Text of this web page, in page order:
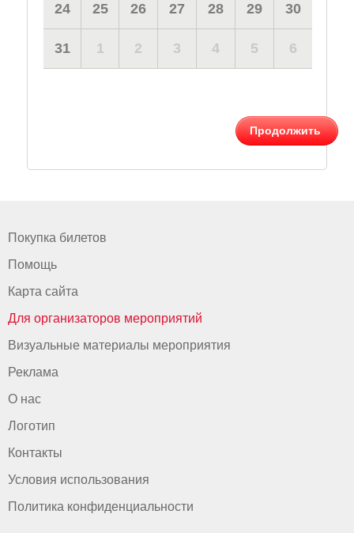
24 25 26 27 28 29 30
31 1 2 3 4 5 6
Продолжить
Покупка билетов
Помощь
Карта сайта
Для организаторов мероприятий
Визуальные материалы мероприятия
Реклама
О нас
Логотип
Контакты
Условия использования
Политика конфиденциальности